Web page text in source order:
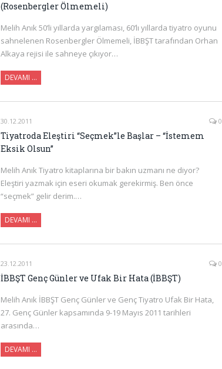
(Rosenbergler Ölmemeli)
Melih Anık 50’li yıllarda yargılaması, 60’lı yıllarda tiyatro oyunu
sahnelenen Rosenbergler Ölmemeli, İBBŞT tarafından Orhan
Alkaya rejisi ile sahneye çıkıyor…
DEVAMI …
30.12.2011 0
Tiyatroda Eleştiri “Seçmek”le Başlar – “İstemem
Eksik Olsun”
Melih Anık Tiyatro kitaplarına bir bakın uzmanı ne diyor?
Eleştiri yazmak için eseri okumak gerekirmiş. Ben önce
“seçmek” gelir derim.…
DEVAMI …
23.12.2011 0
İBBŞT Genç Günler ve Ufak Bir Hata (İBBŞT)
Melih Anık İBBŞT Genç Günler ve Genç Tiyatro Ufak Bir Hata,
27. Genç Günler kapsamında 9-19 Mayıs 2011 tarihleri
arasında…
DEVAMI …